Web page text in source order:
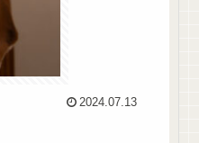
2024.07.13